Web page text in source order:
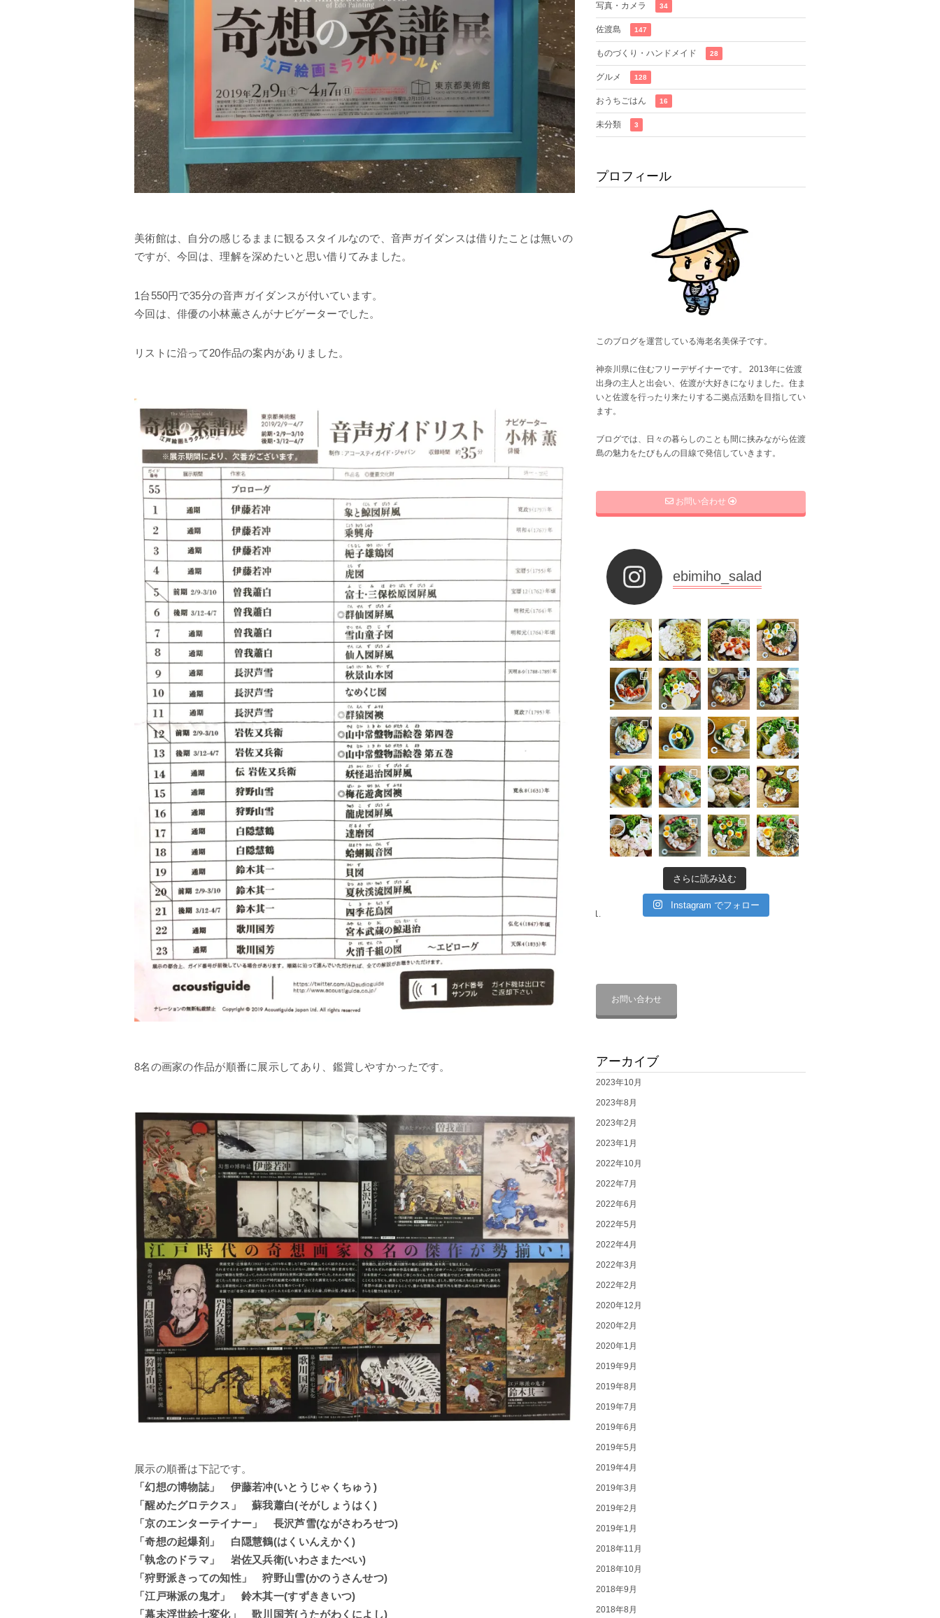
美術館は、自分の感じるままに観るスタイルなので、音声ガイダンスは借りたことは無いの
ですが、今回は、理解を深めたいと思い借りてみました。
1台550円で35分の音声ガイダンスが付いています。
今回は、俳優の小林薫さんがナビゲーターでした。
リストに沿って20作品の案内がありました。
8名の画家の作品が順番に展示してあり、鑑賞しやすかったです。
展示の順番は下記です。
「幻想の博物誌」 伊藤若冲(いとうじゃくちゅう)
「醒めたグロテクス」 蘇我蕭白(そがしょうはく)
「京のエンターテイナー」 長沢芦雪(ながさわろせつ)
「奇想の起爆剤」 白隠慧鶴(はくいんえかく)
「執念のドラマ」 岩佐又兵衛(いわさまたべい)
「狩野派きっての知性」 狩野山雪(かのうさんせつ)
「江戸琳派の鬼才」 鈴木其一(すずききいつ)
「幕末浮世絵七変化」 歌川国芳(うたがわくによし)
写真・カメラ 34
佐渡島 147
ものづくり・ハンドメイド 28
グルメ 128
おうちごはん 16
未分類 3
プロフィール
このブログを運営している海老名美保子です。
神奈川県に住むフリーデザイナーです。 2013年に佐渡
出身の主人と出会い、佐渡が大好きになりました。住ま
いと佐渡を行ったり来たりする二拠点活動を目指してい
ます。
ブログでは、日々の暮らしのことも間に挟みながら佐渡
島の魅力をたびもんの目線で発信していきます。
お問い合わせ
ebimiho_salad
さらに読み込む
Instagram でフォロー
お問い合わせ
アーカイブ
2023年10月
2023年8月
2023年2月
2023年1月
2022年10月
2022年7月
2022年6月
2022年5月
2022年4月
2022年3月
2022年2月
2020年12月
2020年2月
2020年1月
2019年9月
2019年8月
2019年7月
2019年6月
2019年5月
2019年4月
2019年3月
2019年2月
2019年1月
2018年11月
2018年10月
2018年9月
2018年8月